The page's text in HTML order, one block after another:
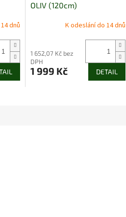
dnů
OLIV (120cm)
K odeslání do 14 dnů
1 652,07 Kč bez
DPH
1 999 Kč DETAIL